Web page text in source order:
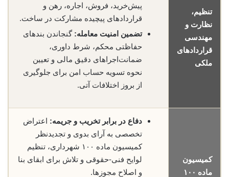
تنظیم،
نظارت و
مهندسی
قراردادهای
ملکی
پیش‌خرید، فروش، اجاره، رهن و
قراردادهای پیچیده مشارکت در ساخت.
تضمین امنیت معامله: گنجاندن بندهای
حفاظتی محکم، شرط داوری،
ضمانت‌اجراهای دقیق مالی و تعیین
نحوه تسویه حساب امن برای جلوگیری
از بروز اختلافات آتی.
کمیسیون
ماده ۱۰۰
دفاع در برابر تخریب و جریمه: اعتراض
تخصصی به آرای بدوی و تجدیدنظر
کمیسیون ماده ۱۰۰ شهرداری، تنظیم
لوایح فنی-حقوقی و تلاش برای ابقای بنا
و اصلاح مجوزها.